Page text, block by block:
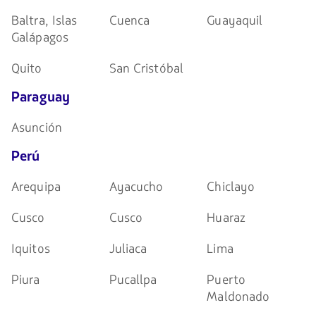
Baltra, Islas
Galápagos
Cuenca Guayaquil
Quito San Cristóbal
Paraguay
Asunción
Perú
Arequipa Ayacucho
Chiclayo
Cusco
Cusco
Huaraz
Iquitos
Juliaca
Lima
Piura
Pucallpa
Puerto
Maldonado